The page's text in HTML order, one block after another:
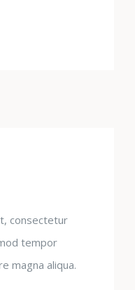
consectetur
tempor
magna aliqua.